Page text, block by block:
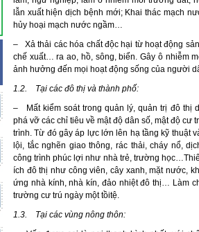
lẫn xuất hiện dịch bệnh mới; Khai thác mạch
hủy hoại mạch nước ngầm…
– Xả thải các hóa chất độc hại từ hoạt động
chế xuất… ra ao, hồ, sông, biển. Gây ô nhiễm
ảnh hưởng đến mọi hoạt động sống của người
1.2. Tại các đô thị và thành phố:
– Mất kiểm soát trong quản lý, quản trị đô thị
phá vỡ các chỉ tiêu về mật độ dân số, mật độ cư
trình. Từ đó gây áp lực lớn lên hạ tầng kỹ thuật
lội, tắc nghẽn giao thông, rác thải, cháy nổ,
công trình phúc lợi như nhà trẻ, trường
ích đô thị như công viên, cây xanh, mặt nước,
ứng nhà kính, nhà kín, đảo nhiệt đô thị… Làm
trường cư trú ngày một tồitệ.
1.3. Tại các vùng nông thôn: